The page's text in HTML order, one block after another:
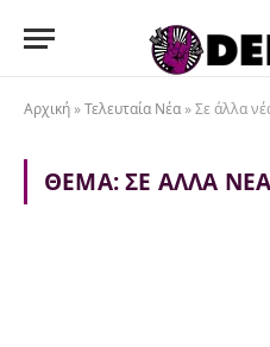
Αρχική »Τελευταία Νέα »Σε άλλα
ΘΈΜΑ:ΣΕ ΆΛΛΑ ΝΈΑ